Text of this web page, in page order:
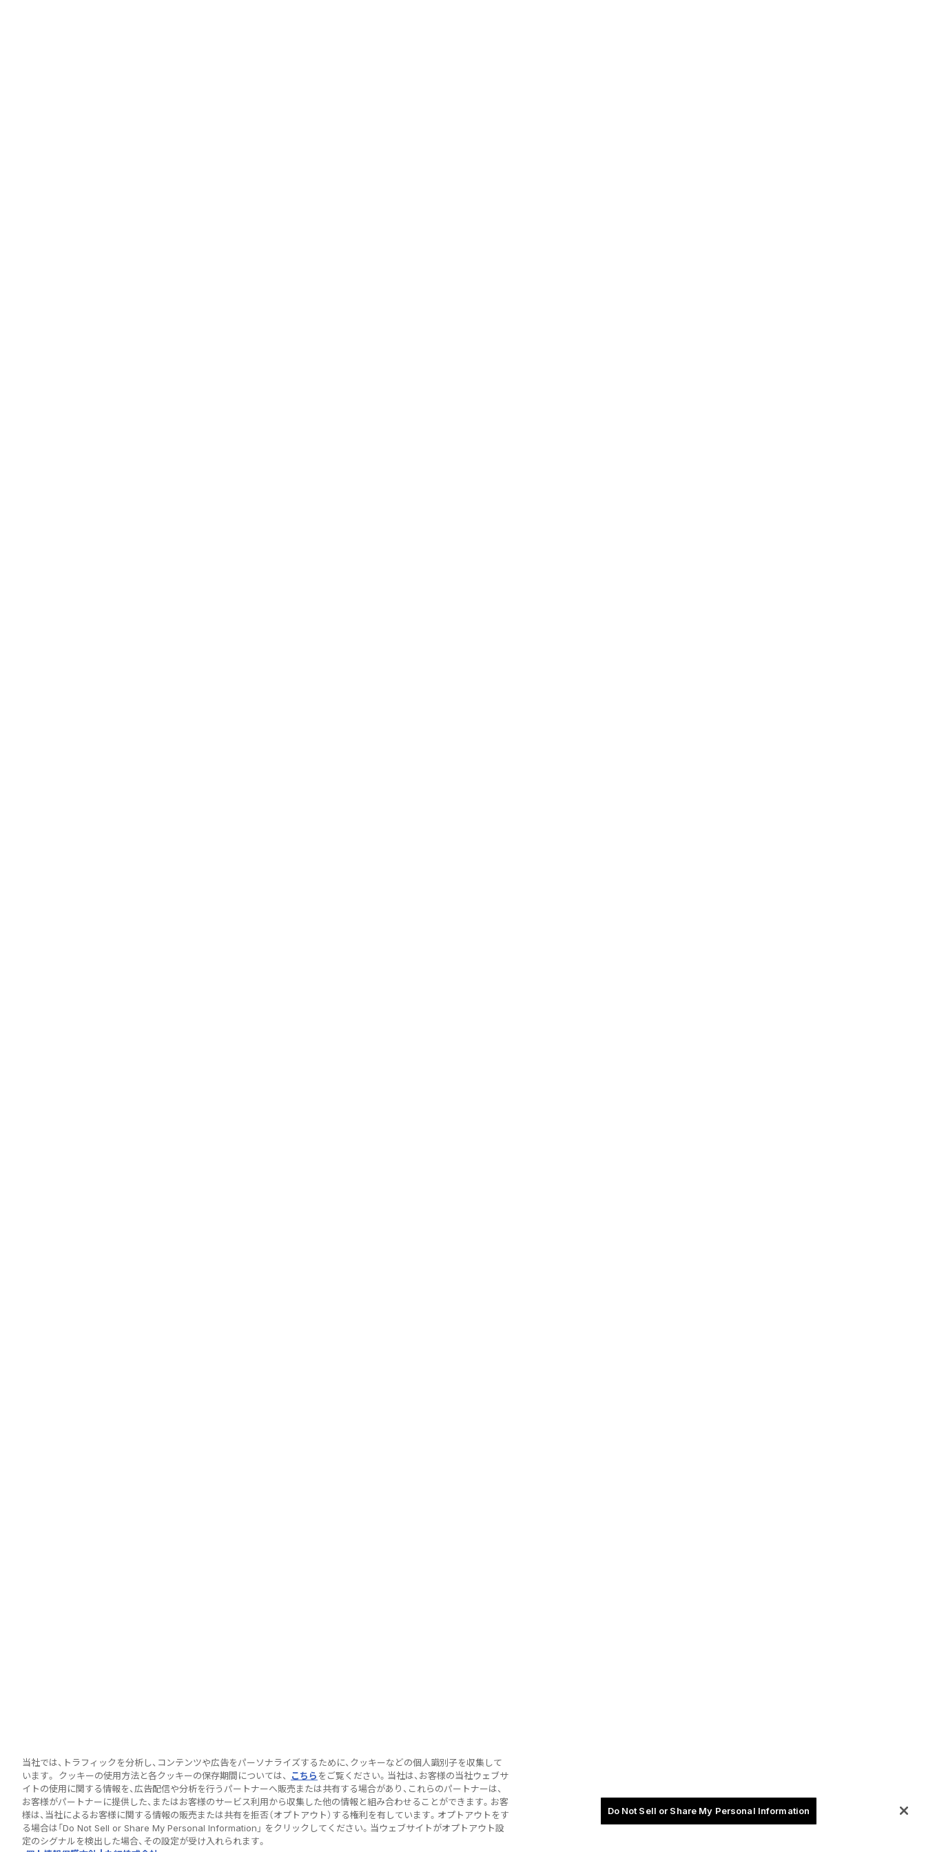
当社では、トラフィックを分析し、コンテンツや広告をパーソナライズするために、クッキーなどの個人識別子を収集して
います。 クッキーの使用方法と各クッキーの保存期間については、
こちら をご覧ください。当社は、お客様の当社ウェブサ
イトの使用に関する情報を、広告配信や分析を行うパートナーへ販売または共有する場合があり、これらのパートナーは、
お客様がパートナーに提供した、またはお客様のサービス利用から収集した他の情報と組み合わせることができます。お客
様は、当社によるお客様に関する情報の販売または共有を拒否（オプトアウト）する権利を有しています。オプトアウトをす
る場合は「Do Not Sell or Share My Personal Information」 をクリックしてください。当ウェブサイトがオプトアウト設
定のシグナルを検出した場合、その設定が受け入れられます。
Do Not Sell or Share My Personal Information